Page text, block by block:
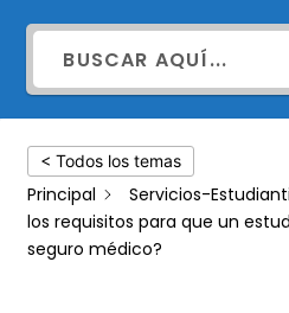
los
requisitos
para
que
un
estudiante
obtenga
< Todos los temas
Principal Servicios-
los requisitos para que un
seguro médico?